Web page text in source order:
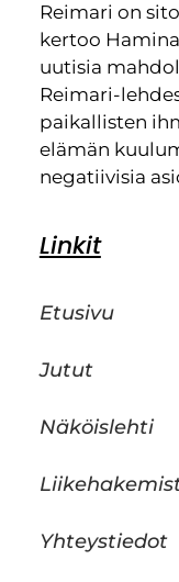
Reimari on
kertoo
uutisia
Reimari-
paikallisten
elämän
negatiivisia
Linkit
Etusivu
Jutut
Näköislehti
Yhteystiedot